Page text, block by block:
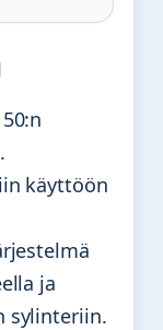
käyttöön
ja
sylinteriin.